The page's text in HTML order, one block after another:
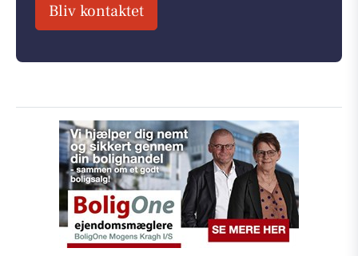
Bliv kontaktet